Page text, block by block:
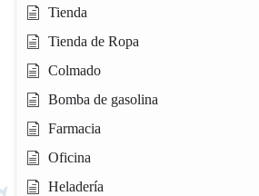
Tienda
Tienda de Ropa
Colmado
Bomba de gasolina
Farmacia
Oficina
Heladería